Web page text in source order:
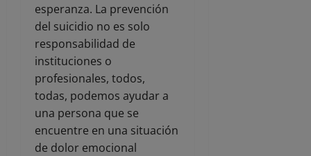
esperanza. La prevención
del suicidio no es solo
responsabilidad de
instituciones o
profesionales, todos,
todas, podemos ayudar a
una persona que se
encuentre en una situación
de dolor emocional